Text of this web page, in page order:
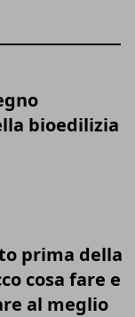
bioedilizia
prima della
cosa fare e
al meglio